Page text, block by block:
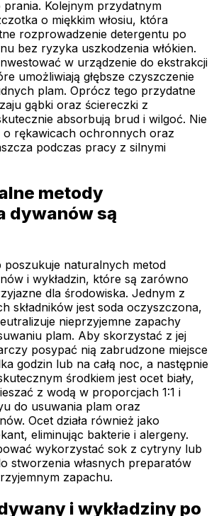
prania. Kolejnym przydatnym
o miękkim włosiu, która
rozprowadzenie detergentu po
bez ryzyka uszkodzenia włókien.
w urządzenie do ekstrakcji
umożliwiają głębsze czyszczenie
plam. Oprócz tego przydatne
gąbki oraz ściereczki z
absorbują brud i wilgoć. Nie
o rękawicach ochronnych oraz
podczas pracy z silnymi
metody
dywanów są
poszukuje naturalnych metod
i wykładzin, które są zarówno
dla środowiska. Jednym z
składników jest soda oczyszczona,
nieprzyjemne zapachy
plam. Aby skorzystać z jej
posypać nią zabrudzone miejsce
godzin lub na całą noc, a następnie
środkiem jest ocet biały,
z wodą w proporcjach 1:1 i
do usuwania plam oraz
Ocet działa również jako
eliminując bakterie i alergeny.
wykorzystać sok z cytryny lub
stworzenia własnych preparatów
zapachu.
i wykładziny po